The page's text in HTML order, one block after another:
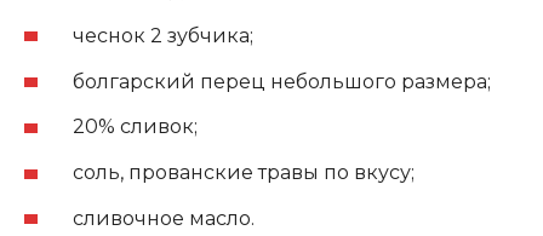
чеснок 2 зубчика;
болгарский перец небольшого размера;
20% сливок;
соль, прованские травы по вкусу;
сливочное масло.